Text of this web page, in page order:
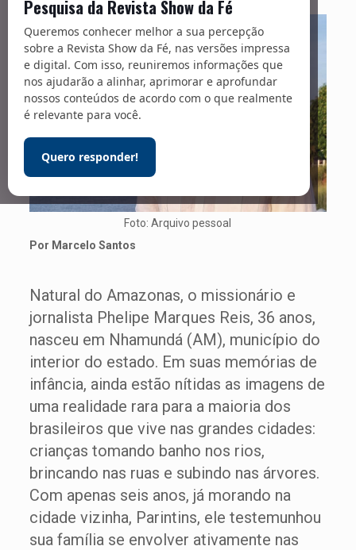
Pesquisa da Revista Show da Fé
Queremos conhecer melhor a sua percepção
sobre a Revista Show da Fé, nas versões impressa
e digital. Com isso, reuniremos informações que
nos ajudarão a alinhar, aprimorar e aprofundar
nossos conteúdos de acordo com o que realmente
é relevante para você.
Quero responder!
Foto: Arquivo pessoal
Por Marcelo Santos
Natural do Amazonas, o missionário e
jornalista Phelipe Marques Reis, 36 anos,
nasceu em Nhamundá (AM), município do
interior do estado. Em suas memórias de
infância, ainda estão nítidas as imagens de
uma realidade rara para a maioria dos
brasileiros que vive nas grandes cidades:
crianças tomando banho nos rios,
brincando nas ruas e subindo nas árvores.
Com apenas seis anos, já morando na
cidade vizinha, Parintins, ele testemunhou
sua família se envolver ativamente nas